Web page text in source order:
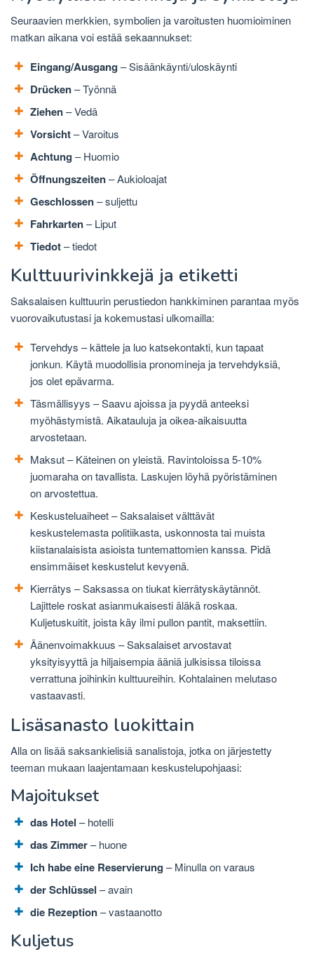
Seuraavien merkkien, symbolien ja varoitusten huomioiminen
matkan aikana voi estää sekaannukset:
Eingang/Ausgang – Sisäänkäynti/uloskäynti
Drücken– Työnnä
Ziehen– Vedä
Vorsicht– Varoitus
Achtung – Huomio
Öffnungszeiten– Aukioloajat
Geschlossen– suljettu
Fahrkarten– Liput
Tiedot– tiedot
Kulttuurivinkkejä ja etiketti
Saksalaisen kulttuurin perustiedon hankkiminen parantaa myös
vuorovaikutustasi ja kokemustasi ulkomailla:
Tervehdys – kättele ja luo katsekontakti, kun tapaat
jonkun. Käytä muodollisia pronomineja ja tervehdyksiä,
jos olet epävarma.
Täsmällisyys – Saavu ajoissa ja pyydä anteeksi
myöhästymistä. Aikatauluja ja oikea-aikaisuutta
arvostetaan.
Maksut – Käteinen on yleistä. Ravintoloissa 5-10%
juomaraha on tavallista. Laskujen löyhä pyöristäminen
on arvostettua.
Keskusteluaiheet – Saksalaiset välttävät
keskustelemasta politiikasta, uskonnosta tai muista
kiistanalaisista asioista tuntemattomien kanssa. Pidä
ensimmäiset keskustelut kevyenä.
Kierrätys – Saksassa on tiukat kierrätyskäytännöt.
Lajittele roskat asianmukaisesti äläkä roskaa.
Kuljetuskuitit, joista käy ilmi pullon pantit, maksettiin.
Äänenvoimakkuus – Saksalaiset arvostavat
yksityisyyttä ja hiljaisempia ääniä julkisissa tiloissa
verrattuna joihinkin kulttuureihin. Kohtalainen melutaso
vastaavasti.
Lisäsanasto luokittain
Alla on lisää saksankielisiä sanalistoja, jotka on järjestetty
teeman mukaan laajentamaan keskustelupohjaasi:
Majoitukset
das Hotel – hotelli
das Zimmer– huone
Ich habe eine Reservierung – Minulla on varaus
der Schlüssel – avain
die Rezeption– vastaanotto
Kuljetus